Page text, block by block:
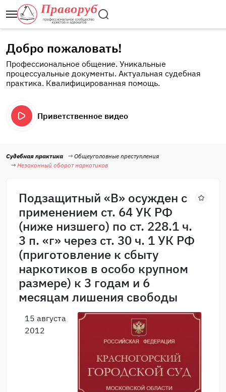
Добро пожаловать!
Профессиональное общение. Уникальные
процессуальные документы. Актуальная судебная
практика. Квалифицированная помощь.
Приветственное видео
Судебная практика
Общеуголовные преступления
Незаконный оборот наркотиков
Подзащитный «В» осужден с
применением ст. 64 УК РФ
(ниже низшего) по ст. 228.1 ч.
3 п. «г» через ст. 30 ч. 1 УК РФ
(приготовление к сбыту
наркотиков в особо крупном
размере) к 3 годам и 6
месяцам лишения свободы
15 августа
2012